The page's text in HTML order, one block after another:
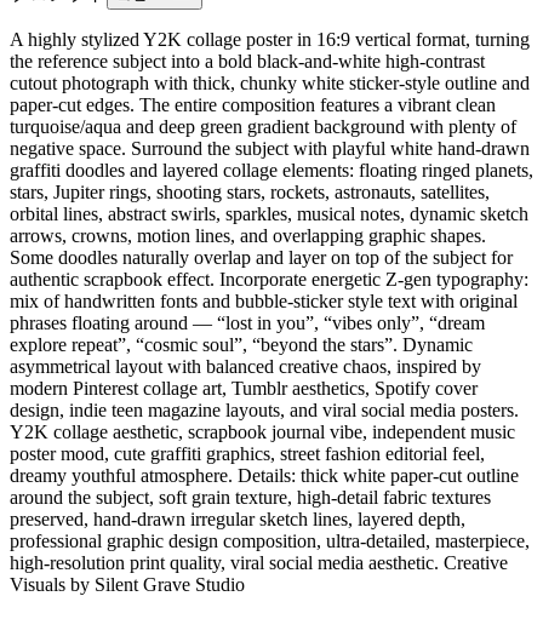
A highly stylized Y2K collage poster in 16:9 vertical format, turning
the reference subject into a bold black-and-white high-contrast
cutout photograph with thick, chunky white sticker-style outline and
paper-cut edges. The entire composition features a vibrant clean
turquoise/aqua and deep green gradient background with plenty of
negative space. Surround the subject with playful white hand-drawn
graffiti doodles and layered collage elements: floating ringed planets,
stars, Jupiter rings, shooting stars, rockets, astronauts, satellites,
orbital lines, abstract swirls, sparkles, musical notes, dynamic sketch
arrows, crowns, motion lines, and overlapping graphic shapes.
Some doodles naturally overlap and layer on top of the subject for
authentic scrapbook effect. Incorporate energetic Z-gen typography:
mix of handwritten fonts and bubble-sticker style text with original
phrases floating around — “lost in you”, “vibes only”, “dream
explore repeat”, “cosmic soul”, “beyond the stars”. Dynamic
asymmetrical layout with balanced creative chaos, inspired by
modern Pinterest collage art, Tumblr aesthetics, Spotify cover
design, indie teen magazine layouts, and viral social media posters.
Y2K collage aesthetic, scrapbook journal vibe, independent music
poster mood, cute graffiti graphics, street fashion editorial feel,
dreamy youthful atmosphere. Details: thick white paper-cut outline
around the subject, soft grain texture, high-detail fabric textures
preserved, hand-drawn irregular sketch lines, layered depth,
professional graphic design composition, ultra-detailed, masterpiece,
high-resolution print quality, viral social media aesthetic. Creative
Visuals by Silent Grave Studio